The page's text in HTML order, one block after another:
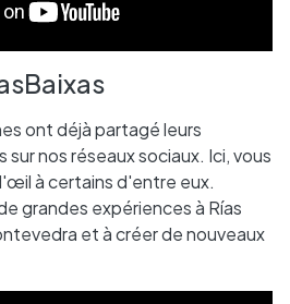
ont déjà partagé leurs
nos réseaux sociaux. Ici, vous
à certains d'entre eux.
grandes expériences à Rías
et à créer de nouveaux